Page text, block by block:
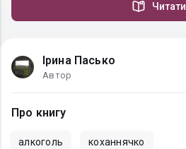
Читати
Ірина Пасько
Автор
Про книгу
алкоголь коханнячко